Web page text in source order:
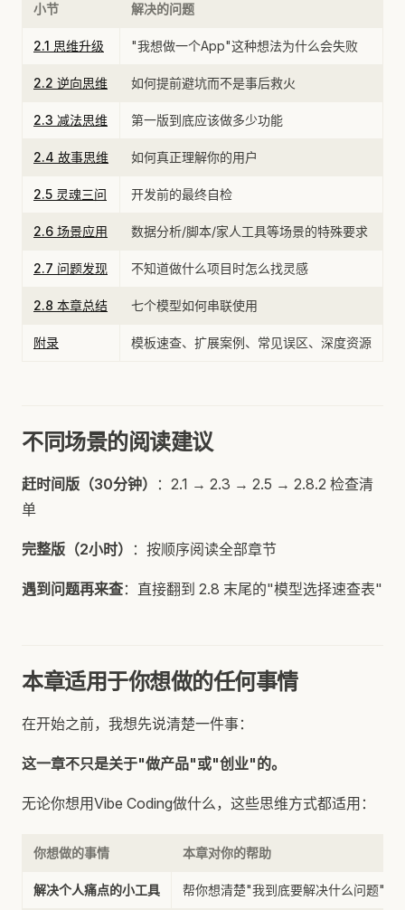
小节 解决的问题
2.1 思维升级 "我想做一个App"这种想法为什么会失败
2.2 逆向思维 如何提前避坑而不是事后救火
2.3 减法思维 第一版到底应该做多少功能
2.4 故事思维 如何真正理解你的用户
2.5 灵魂三问 开发前的最终自检
2.6 场景应用 数据分析/脚本/家人工具等场景的特殊要求
2.7 问题发现 不知道做什么项目时怎么找灵感
2.8 本章总结 七个模型如何串联使用
附录 模板速查、扩展案例、常见误区、深度资源
不同场景的阅读建议
赶时间版（30分钟）
：2.1 → 2.3 → 2.5 → 2.8.2 检查清
单
完整版（2小时） ：按顺序阅读全部章节
遇到问题再来查：直接翻到 2.8 末尾的"模型选择速查表"
本章适用于你想做的任何事情
在开始之前，我想先说清楚一件事：
这一章不只是关于"做产品"或"创业"的。
无论你想用Vibe Coding做什么，这些思维方式都适用：
你想做的事情 本章对你的帮助
解决个人痛点的小工具 帮你想清楚"我到底要解决什么问题"